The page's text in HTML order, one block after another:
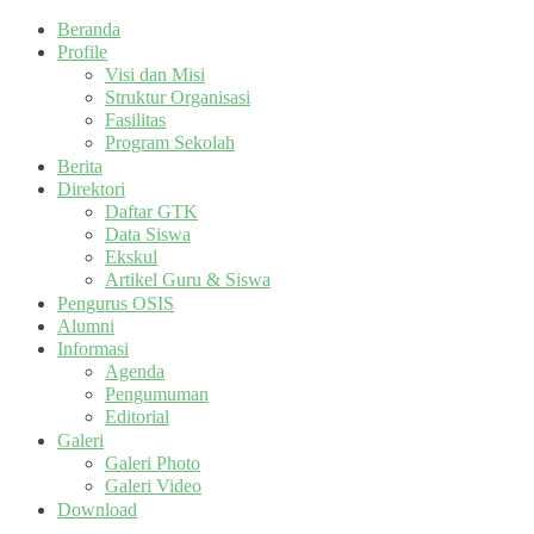
Beranda
Profile
Visi dan Misi
Struktur Organisasi
Fasilitas
Program Sekolah
Berita
Direktori
Daftar GTK
Data Siswa
Ekskul
Artikel Guru & Siswa
Pengurus OSIS
Alumni
Informasi
Agenda
Pengumuman
Editorial
Galeri
Galeri Photo
Galeri Video
Download